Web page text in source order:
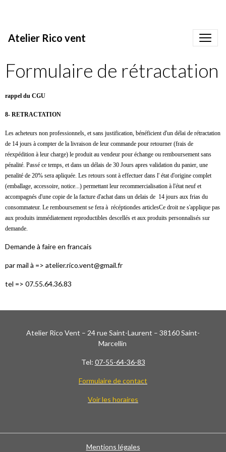
Atelier Rico vent
Formulaire de rétractation
rappel du CGU
8- RETRACTATION
Les acheteurs non professionnels, et sans justification, bénéficient d'un délai de rétractation
de 14 jours à compter de la livraison de leur commande pour retourner (frais de
réexpédition à leur charge) le produit au vendeur pour échange ou remboursement sans
pénalité. Passé ce temps, et dans un délais de 30 Jours apres validation du panier, une
penalité de 20% sera apliquée. Les retours sont à effectuer dans l' état d'origine complet
(emballage, accessoire, notice...) permettant leur recommercialisation à l'état neuf et
accompagnés d'une copie de la facture d'achat dans un delais de 14 jours aux frias du
consommateur. Le remboursement se fera à récéptiondes articlesCe droit ne s'applique pas
aux produits immédiatement reproductibles descellés et aux produits personnalisés sur
demande.
Demande à faire en francais
par mail à => atelier.rico.vent@gmail.fr
tel => 07.55.64.36.83
Atelier Rico Vent – 24 rue Saint-Laurent – 38160 Saint-
Marcellin
Tel: 07-55-64-36-83
Formulaire de contact
Voir les horaires
Mentions légales